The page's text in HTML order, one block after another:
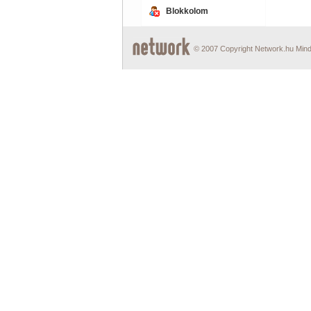
Blokkolom
© 2007 Copyright Network.hu